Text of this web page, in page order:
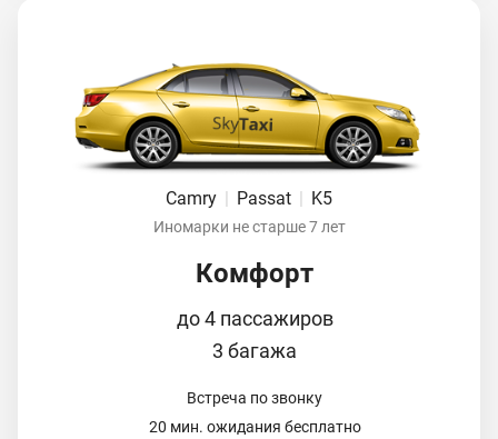
Camry Passat K5
Иномарки не старше 7 лет
Комфорт
до 4 пассажиров
3 багажа
Встреча по звонку
20 мин. ожидания бесплатно